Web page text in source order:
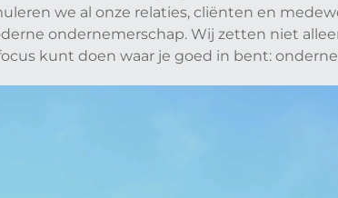
we al onze relaties, cliënten en
ondernemerschap. Wij zetten niet
kunt doen waar je goed in bent: